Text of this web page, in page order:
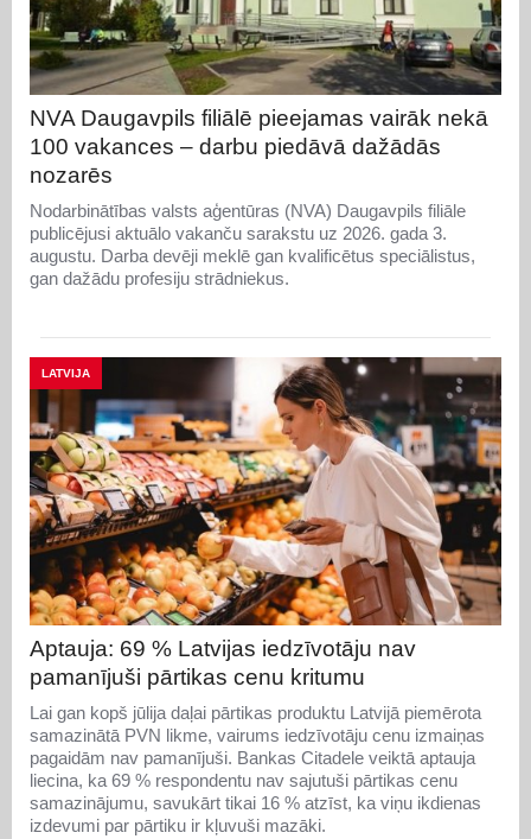
NVA Daugavpils filiālē pieejamas vairāk nekā
100 vakances – darbu piedāvā dažādās
nozarēs
Nodarbinātības valsts aģentūras (NVA) Daugavpils filiāle
publicējusi aktuālo vakanču sarakstu uz 2026. gada 3.
augustu. Darba devēji meklē gan kvalificētus speciālistus,
gan dažādu profesiju strādniekus.
LATVIJA
Aptauja: 69 % Latvijas iedzīvotāju nav
pamanījuši pārtikas cenu kritumu
Lai gan kopš jūlija daļai pārtikas produktu Latvijā piemērota
samazinātā PVN likme, vairums iedzīvotāju cenu izmaiņas
pagaidām nav pamanījuši. Bankas Citadele veiktā aptauja
liecina, ka 69 % respondentu nav sajutuši pārtikas cenu
samazinājumu, savukārt tikai 16 % atzīst, ka viņu ikdienas
izdevumi par pārtiku ir kļuvuši mazāki.